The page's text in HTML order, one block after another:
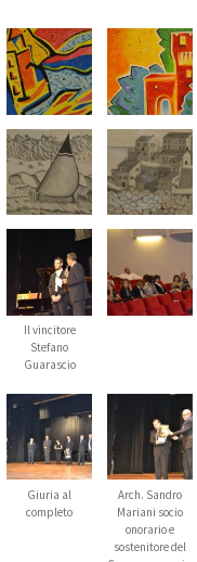
Il vincitore
Stefano
Guarascio
Giuria al
completo
Arch. Sandro
Mariani socio
onorario e
sostenitore del